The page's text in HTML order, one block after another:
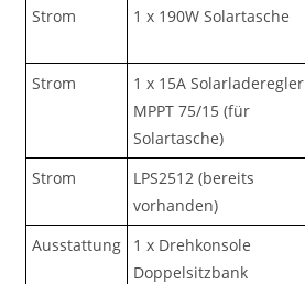
Strom
1 x 190W Solartasche
Strom
1 x 15A Solarladeregler
MPPT 75/15 (für
Solartasche)
Strom
LPS2512 (bereits
vorhanden)
Ausstattung
1 x Drehkonsole
Doppelsitzbank